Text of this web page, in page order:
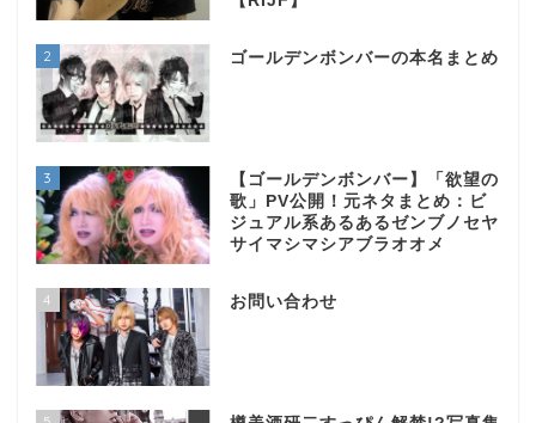
2 ゴールデンボンバーの本名まとめ
3
【ゴールデンボンバー】「欲望の
歌」PV公開！元ネタまとめ：ビ
ジュアル系あるあるゼンブノセヤ
サイマシマシアブラオオメ
4 お問い合わせ